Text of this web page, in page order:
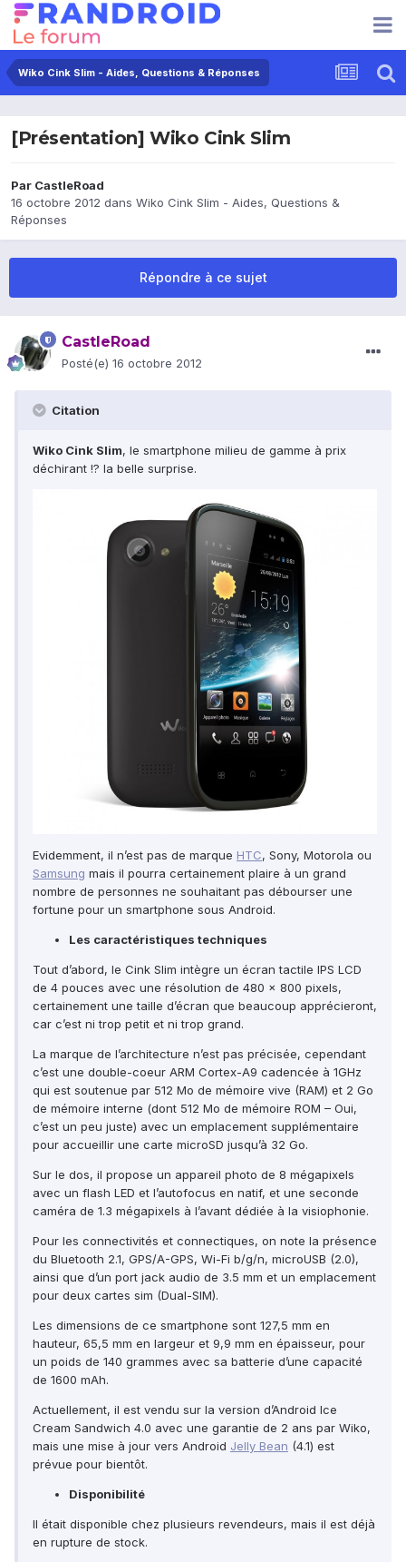
Wiko Cink Slim - Aides, Questions & Réponses
[Présentation] Wiko Cink Slim
Par CastleRoad
16 octobre 2012 dans Wiko Cink Slim - Aides, Questions &
Réponses
Répondre à ce sujet
CastleRoad
Posté(e) 16 octobre 2012
Citation
Wiko Cink Slim, le smartphone milieu de gamme à prix
déchirant !? la belle surprise.
Evidemment, il n’est pas de marque HTC, Sony, Motorola ou
Samsung mais il pourra certainement plaire à un grand
nombre de personnes ne souhaitant pas débourser une
fortune pour un smartphone sous Android.
Les caractéristiques techniques
Tout d’abord, le Cink Slim intègre un écran tactile IPS LCD
de 4 pouces avec une résolution de 480 x 800 pixels,
certainement une taille d’écran que beaucoup apprécieront,
car c’est ni trop petit et ni trop grand.
La marque de l’architecture n’est pas précisée, cependant
c’est une double-coeur ARM Cortex-A9 cadencée à 1GHz
qui est soutenue par 512 Mo de mémoire vive (RAM) et 2 Go
de mémoire interne (dont 512 Mo de mémoire ROM – Oui,
c’est un peu juste) avec un emplacement supplémentaire
pour accueillir une carte microSD jusqu’à 32 Go.
Sur le dos, il propose un appareil photo de 8 mégapixels
avec un flash LED et l’autofocus en natif, et une seconde
caméra de 1.3 mégapixels à l’avant dédiée à la visiophonie.
Pour les connectivités et connectiques, on note la présence
du Bluetooth 2.1, GPS/A-GPS, Wi-Fi b/g/n, microUSB (2.0),
ainsi que d’un port jack audio de 3.5 mm et un emplacement
pour deux cartes sim (Dual-SIM).
Les dimensions de ce smartphone sont 127,5 mm en
hauteur, 65,5 mm en largeur et 9,9 mm en épaisseur, pour
un poids de 140 grammes avec sa batterie d’une capacité
de 1600 mAh.
Actuellement, il est vendu sur la version d’Android Ice
Cream Sandwich 4.0 avec une garantie de 2 ans par Wiko,
mais une mise à jour vers Android Jelly Bean (4.1) est
prévue pour bientôt.
Disponibilité
Il était disponible chez plusieurs revendeurs, mais il est déjà
en rupture de stock.